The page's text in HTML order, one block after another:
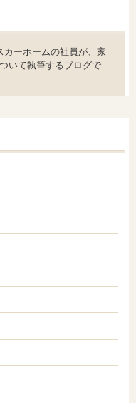
ーホームの社員が、家
いて執筆するブログで